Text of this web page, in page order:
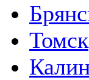
Томск